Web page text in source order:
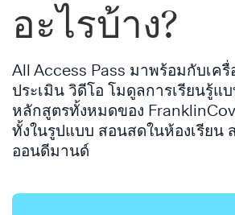
อะไรบ้าง?
All Access Pass มาพร้อมกับเครื่
ประเมิน วิดีโอ โมดูลการเรียนรู้แ
หลักสูตรทั้งหมดของ
ทั้งในรูปแบบ สอนสดในห้องเรียน
ออนดีมานด์